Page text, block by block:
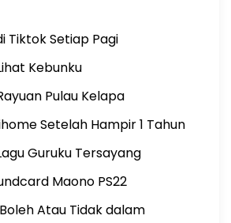
Tiktok Setiap Pagi
Kebunku
Pulau Kelapa
Setelah Hampir 1 Tahun
Guruku Tersayang
Maono PS22
Atau Tidak dalam